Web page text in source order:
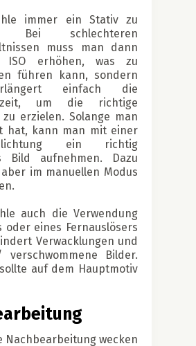
immer ein Stativ zu
Bei schlechteren
muss man dann
erhöhen, was zu
führen kann, sondern
einfach die
um die richtige
zu erzielen. Solange man
hat, kann man mit einer
ein richtig
Bild aufnehmen. Dazu
im manuellen Modus
auch die Verwendung
oder eines Fernauslösers
Verwacklungen und
verschwommene Bilder.
auf dem Hauptmotiv
Nachbearbeitung wecken